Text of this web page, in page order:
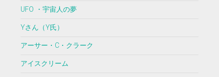
UFO ・宇宙人の夢
Yさん（Y氏）
アーサー・C・クラーク
アイスクリーム